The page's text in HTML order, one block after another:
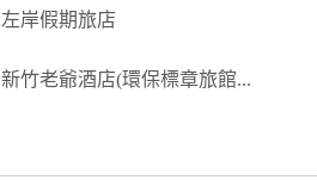
左岸假期旅店
新竹老爺酒店(環保標章旅館...